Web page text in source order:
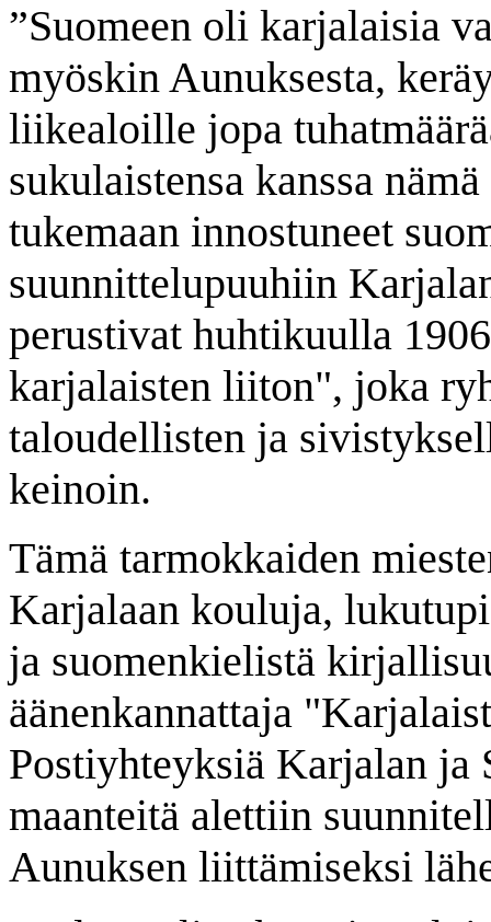
”Suomeen oli karjalaisia
myöskin Aunuksesta,
liikealoille jopa
sukulaistensa kanssa
tukemaan innostuneet
suunnittelupuuhiin
perustivat huhtikuulla
karjalaisten liiton", joka
taloudellisten ja
keinoin.
Tämä tarmokkaiden
Karjalaan kouluja,
ja suomenkielistä
äänenkannattaja
Postiyhteyksiä Karjalan
maanteitä alettiin
Aunuksen liittämiseksi